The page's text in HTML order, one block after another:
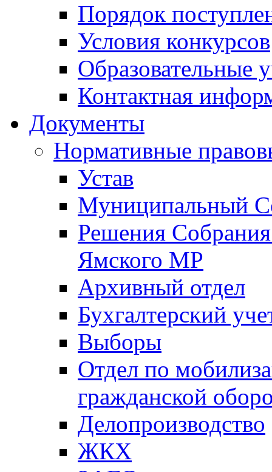
Порядок
Условия конкурсов
Образовательные
Контактная
Документы
Нормативные
Устав
Муниципальный
Решения
Ямского МР
Архивный отдел
Бухгалтерский
Выборы
Отдел по
гражданской
Делопроизводство
ЖКХ